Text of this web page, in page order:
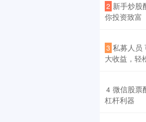
2 新手炒股
你投资致富
3 私募人员
大收益，轻
4 微信股票
杠杆利器